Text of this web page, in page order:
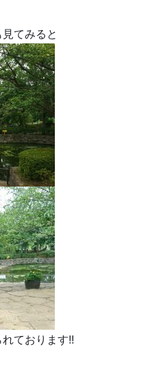
てみると
ております!!